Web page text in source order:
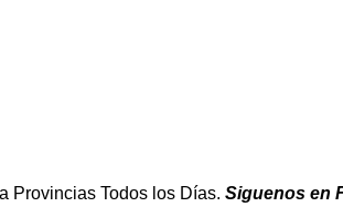
Provincias Todos los Días. Siguenos en